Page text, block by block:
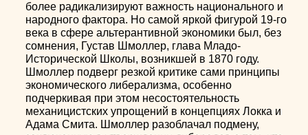
более радикализируют важность национального и
народного фактора. Но самой яркой фигурой 19-го
века в сфере альтерантивной экономики был, без
сомнения, Густав Шмоллер, глава Младо-
Исторической Школы, возникшей в 1870 году.
Шмоллер подверг резкой критике сами принципы
экономического либерализма, особенно
подчеркивая при этом несостоятельность
механицистских упрощений в концепциях Локка и
Адама Смита. Шмоллер разоблачал подмену,